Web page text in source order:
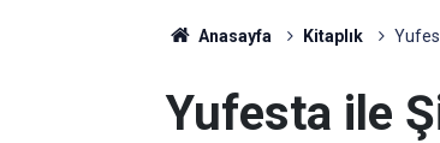
Anasayfa Kitaplık
Yufesta ile